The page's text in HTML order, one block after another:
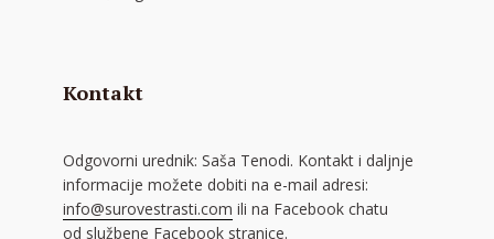
Kontakt
Odgovorni urednik: Saša Tenodi. Kontakt i daljnje
informacije možete dobiti na e-mail adresi:
info@surovestrasti.com ili na Facebook chatu
od službene Facebook stranice.